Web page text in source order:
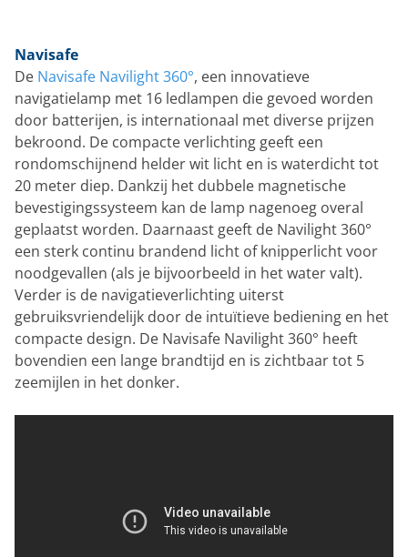
Navisafe
De Navisafe Navilight 360°, een innovatieve
navigatielamp met 16 ledlampen die gevoed worden
door batterijen, is internationaal met diverse prijzen
bekroond. De compacte verlichting geeft een
rondomschijnend helder wit licht en is waterdicht tot
20 meter diep. Dankzij het dubbele magnetische
bevestigingssysteem kan de lamp nagenoeg overal
geplaatst worden. Daarnaast geeft de Navilight 360°
een sterk continu brandend licht of knipperlicht voor
noodgevallen (als je bijvoorbeeld in het water valt).
Verder is de navigatieverlichting uiterst
gebruiksvriendelijk door de intuïtieve bediening en het
compacte design. De Navisafe Navilight 360° heeft
bovendien een lange brandtijd en is zichtbaar tot 5
zeemijlen in het donker.